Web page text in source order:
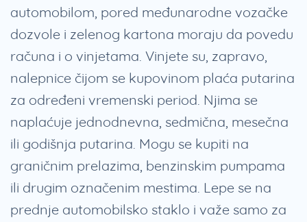
automobilom, pored međunarodne vozačke
dozvole i zelenog kartona moraju da povedu
računa i o vinjetama. Vinjete su, zapravo,
nalepnice čijom se kupovinom plaća putarina
za određeni vremenski period. Njima se
naplaćuje jednodnevna, sedmična, mesečna
ili godišnja putarina. Mogu se kupiti na
graničnim prelazima, benzinskim pumpama
ili drugim označenim mestima. Lepe se na
prednje automobilsko staklo i važe samo za